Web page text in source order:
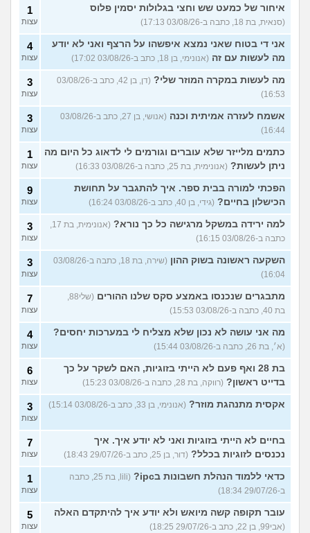
איחור של כמעט שש וחצי בגלולות יסמין פלוס
(סנאית, בת 18, כתבה ב-03/08/26 17:13)
1
עצות
אני די בטוח שאני נמצא איפשהו על הרצף ואני לא יודע
מה לעשות עם זה (אנונימי, בן 18, כתב ב-03/08/26 17:02)
4
עצות
מה לעשות במקרה המוזר שלי?
(דן, בן 42, כתב ב-03/08/26
16:53)
3
עצות
אשמח לעזרה אמיתית וכנה
(אנושי, בן 27, כתב ב-03/08/26
16:44)
3
עצות
כתמים מלייזר שלא עוברים וגורמים לי לדאוג כל היום מה
ניתן לעשות? (אנונימית, בת 25, כתבה ב-03/08/26 16:33)
1
עצות
הפכתי למורה בבית ספר. איך להתגבר על תחושת
הכישלון בחיים? (גידי, בן 40, כתב ב-03/08/26 16:24)
9
עצות
למה ירידה במשקל מרגישה כל כך נורא?
(אנונימית, בת 17,
כתבה ב-03/08/26 16:15)
3
עצות
השקעה ראשונה בשוק ההון
(שירה, בת 18, כתבה ב-03/08/26
16:04)
3
עצות
מתבגרים שנכנסו באמצע סקס שלנו ההורים
(שלי88,
בת 40, כתבה ב-03/08/26 15:53)
7
עצות
מה אני עושה לא נכון שלא מצליח לי במערכות יחסים?
(א׳, בת 26, כתבה ב-03/08/26 15:44)
4
עצות
בת 28 ואף פעם לא הייתי בזוגיות, האם לשקר על כך
בדייט ראשון? (רווקה, בת 28, כתבה ב-03/08/26 15:23)
6
עצות
אקסית מתנהגת מוזר? (אנונימי, בן 33, כתב ב-03/08/26 15:14) 3
עצות
בחיים לא הייתי בזוגיות ואני לא יודע איך. איך
נכנסים לזוגיות בכלל? (דור, בן 25, כתב ב-29/07/26 18:43)
7
עצות
כדאי ללמוד הנהלת חשבונות בipc?
(lili, בת 25, כתבה
ב-29/07/26 18:34)
1
עצות
עובר תקופה קשה מיואש ולא יודע איך להיתקדם האלה
(אבי99, בן 22, כתב ב-29/07/26 18:25)
5
עצות